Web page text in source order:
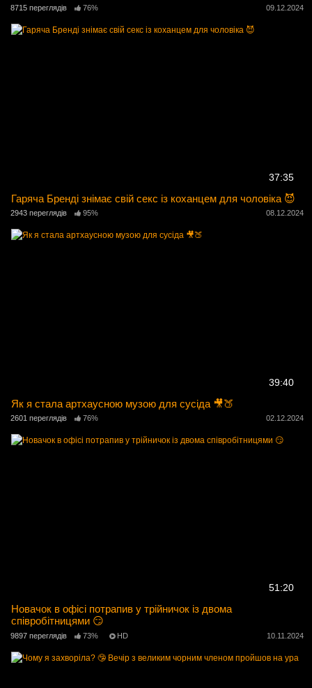
8715 переглядів 76% 09.12.2024
37:35
Гаряча Бренді знімає свій секс із коханцем для чоловіка 😈
2943 переглядів 95% 08.12.2024
39:40
Як я стала артхаусною музою для сусіда 🎥🍑
2601 переглядів 76% 02.12.2024
51:20
Новачок в офісі потрапив у трійничок із двома
співробітницями 😏
9897 переглядів 73% HD 10.11.2024